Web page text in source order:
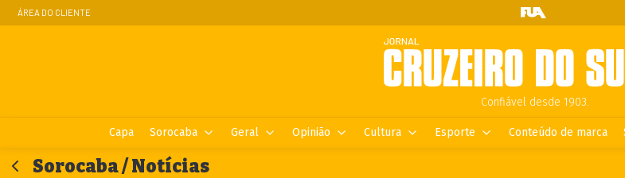
ÁREA DO CLIENTE
Confiável desde 1903.
Capa Sorocaba Geral Opinião Cultura Esporte Conteúdo de marca
Sorocaba / Notícias